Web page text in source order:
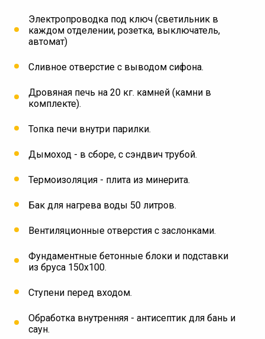
Электропроводка под ключ (светильник в
каждом отделении, розетка, выключатель,
автомат)
Сливное отверстие с выводом сифона.
Дровяная печь на 20 кг. камней (камни в
комплекте).
Топка печи внутри парилки.
Дымоход - в сборе, с сэндвич трубой.
Термоизоляция - плита из минерита.
Бак для нагрева воды 50 литров.
Вентиляционные отверстия с заслонками.
Фундаментные бетонные блоки и подставки
из бруса 150х100.
Ступени перед входом.
Обработка внутренняя - антисептик для бань и
саун.